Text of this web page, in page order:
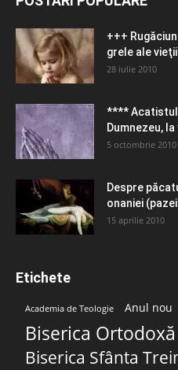
+++
grele ale vieţii
28 iulie 2010
****
Dumnezeu,
5 octombrie 2010
Despre
onaniei
15 aprilie 2010
Etichete
Academia de Teologie Anul nou
Biserica Ortodoxă
Biserica Sfânta